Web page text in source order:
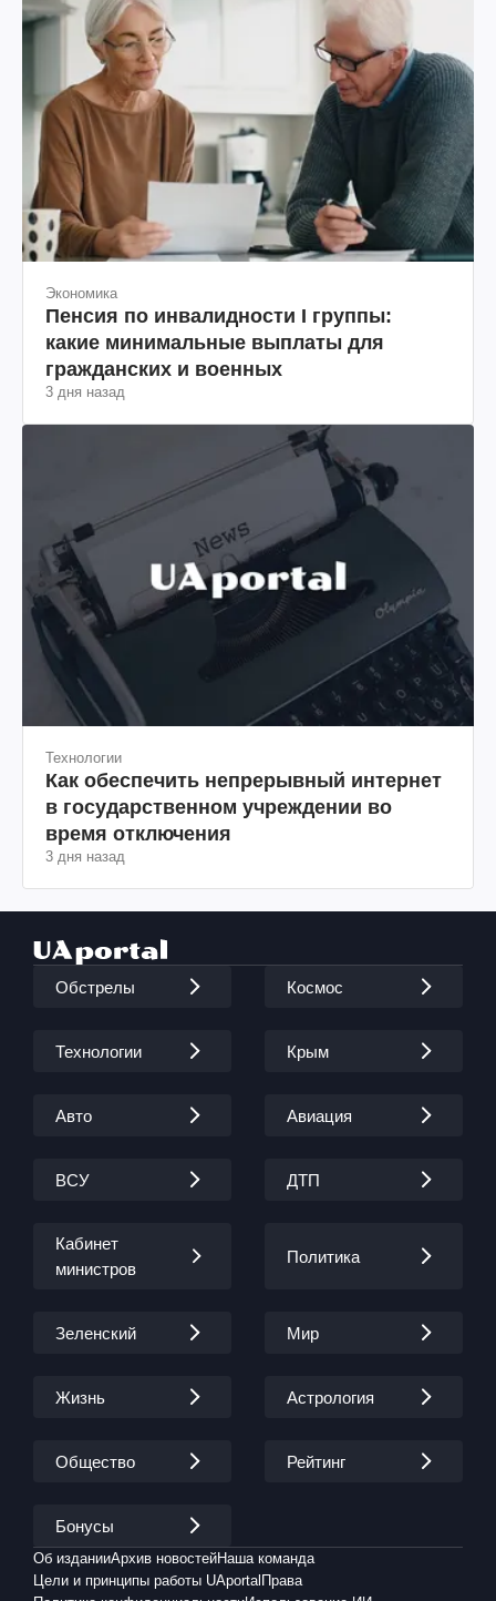
Экономика
Пенсия по инвалидности I группы:
какие минимальные выплаты для
гражданских и военных
3 дня назад
Технологии
Как обеспечить непрерывный интернет
в государственном учреждении во
время отключения
3 дня назад
Обстрелы Космос
Технологии Крым
Авто Авиация
ВСУ ДТП
Кабинет
министров
Политика
Зеленский Мир
Жизнь Астрология
Общество Рейтинг
Бонусы
Об изданииАрхив новостейНаша команда
Цели и принципы работы UAportal Права